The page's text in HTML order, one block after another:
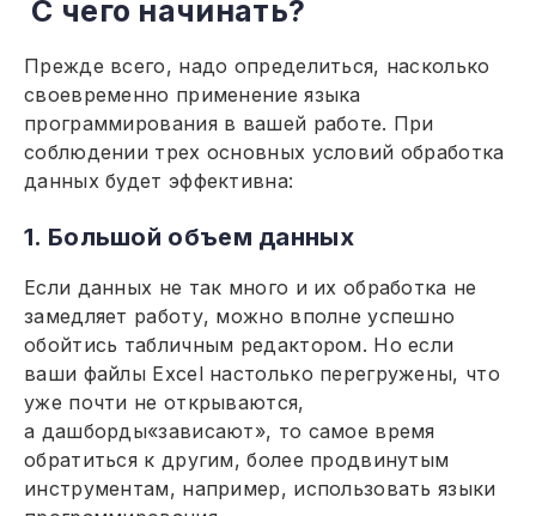
С чего начинать?
Прежде всего, надо определиться, насколько
своевременно применение языка
программирования в вашей работе. При
соблюдении трех основных условий обработка
данных будет эффективна:
1. Большой объем данных
Если данных не так много и их обработка не
замедляет работу, можно вполне успешно
обойтись табличным редактором. Но если
ваши файлы Excel настолько перегружены, что
уже почти не открываются,
а дашборды«зависают», то самое время
обратиться к другим, более продвинутым
инструментам, например, использовать языки